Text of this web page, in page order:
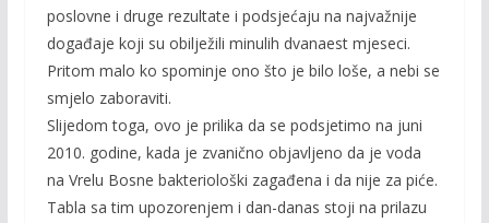
poslovne i druge rezultate i podsjećaju na najvažnije
događaje koji su obilježili minulih dvanaest mjeseci.
Pritom malo ko spominje ono što je bilo loše, a nebi se
smjelo zaboraviti.
Slijedom toga, ovo je prilika da se podsjetimo na juni
2010. godine, kada je zvanično objavljeno da je voda
na Vrelu Bosne bakteriološki zagađena i da nije za piće.
Tabla sa tim upozorenjem i dan-danas stoji na prilazu